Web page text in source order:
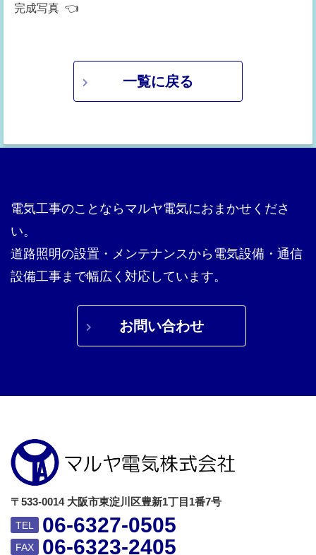
完成写真 👈
一覧に戻る
電気工事のことならマルヤ電気におまかせくださ
い。
道路照明の設置・メンテナンスから電気設備・通信
設備工事まで幅広く対応しています。
お問い合わせ
〒533-0014 大阪市東淀川区豊新1丁目1番7号
TEL 06-6327-0505
FAX 06-6323-2405